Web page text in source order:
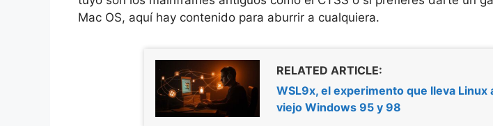
Mac OS, aquí hay contenido para aburrir a cualquiera.
RELATED ARTICLE:
WSL9x, el experimento que lleva Linux
viejo Windows 95 y 98